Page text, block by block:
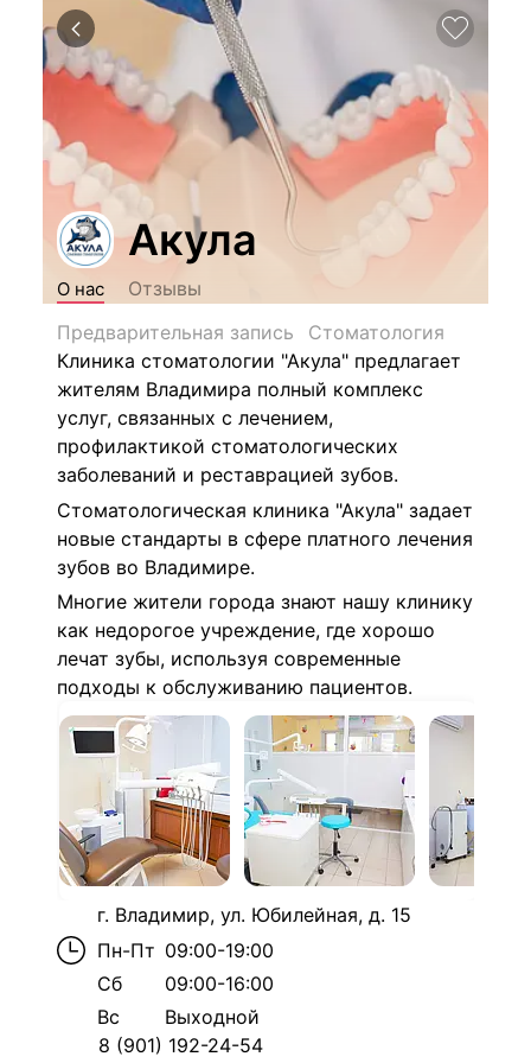
Акула
О нас
Отзывы
Предварительная запись
Стоматология
Клиника стоматологии "Акула" предлагает
жителям Владимира полный комплекс
услуг, связанных с лечением,
профилактикой стоматологических
заболеваний и реставрацией зубов.
Стоматологическая клиника "Акула" задает
новые стандарты в сфере платного лечения
зубов во Владимире.
Многие жители города знают нашу клинику
как недорогое учреждение, где хорошо
лечат зубы, используя современные
подходы к обслуживанию пациентов.
г. Владимир, ул. Юбилейная, д. 15
Пн-Пт 09:00-19:00
Сб
09:00-16:00
Вс
Выходной
8 (901) 192-24-54